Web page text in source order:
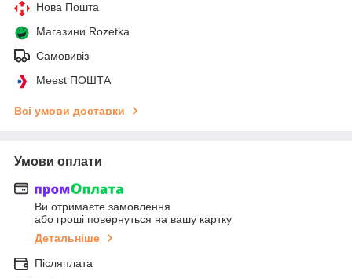
Нова Пошта
Магазини Rozetka
Самовивіз
Meest ПОШТА
Всі умови доставки
Умови оплати
Ви отримаєте замовлення
або гроші повернуться на вашу картку
Детальніше
Післяплата